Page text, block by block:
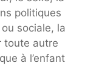
politiques
sociale, la
toute autre
à l’enfant